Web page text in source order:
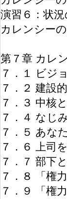
演習６：状
カレンシー
第７章 カレ
７．１ ビジ
７．２ 建設
７．３ 中核
７．４ なじ
７．５ あな
７．６ 上司
７．７ 部下
７．８ 「権
７．９ 「権